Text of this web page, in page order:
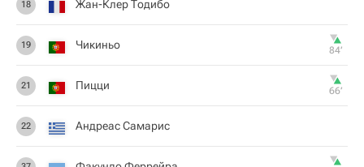
18 Жан-Клер Тодибо
19 Чикиньо 84‎’‎
21 Пицци 66‎’‎
22 Андреас Самарис